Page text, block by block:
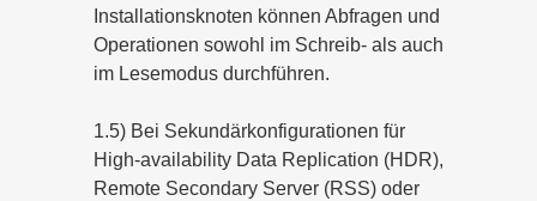
Installationsknoten können Abfragen und
Operationen sowohl im Schreib- als auch
im Lesemodus durchführen.
1.5) Bei Sekundärkonfigurationen für
High-availability Data Replication (HDR),
Remote Secondary Server (RSS) oder